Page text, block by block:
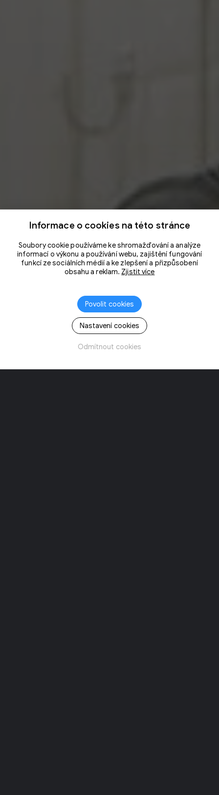
Informace o cookies na této stránce
Soubory cookie používáme ke shromažďování a analýze
informací o výkonu a používání webu, zajištění fungování
funkcí ze sociálních médií a ke zlepšení a přizpůsobení
obsahu a reklam. Zjistit více
Povolit cookies
Nastavení cookies
Odmítnout cookies